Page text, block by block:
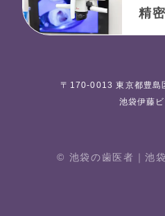
精
〒170-0013 東京都豊島
池袋伊藤
© 池袋の歯医者｜池